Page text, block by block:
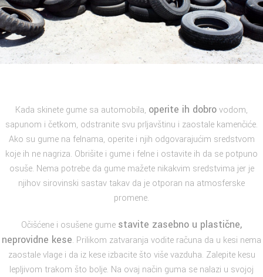
Kada skinete gume sa automobila, operite ih dobrovodom,
sapunom i četkom, odstranite svu prljavštinu i zaostale kamenčiće.
Ako su gume na felnama, operite i njih odgovarajućim sredstvom
koje ih ne nagriza. Obrišite i gume i felne i ostavite ih da se potpuno
osuše. Nema potrebe da gume mažete nikakvim sredstvima jer je
njihov sirovinski sastav takav da je otporan na atmosferske
promene.
Očišćene i osušene gume stavite zasebno u plastične,
neprovidne kese. Prilikom zatvaranja vodite računa da u kesi nema
zaostale vlage i da iz kese izbacite što više vazduha. Zalepite kesu
lepljivom trakom što bolje. Na ovaj način guma se nalazi u svojoj